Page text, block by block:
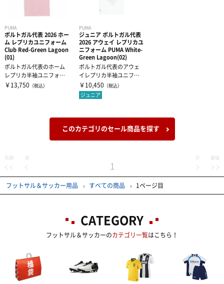
ネックウォーマー
シンガード
コート用品
インナーパンツ・タイツ
レディスインナー
アミノ酸
ビタミン・ミネラル
サポーター
ひじ・手首・指用サポーター
大腿・ふくらはぎ用サポーター
テーピング
トレーニング用品
スポーツアパレル
半袖シャツ
ハーフパンツ
ソックス
その他グッズ
インソール
ウエイトトレーニング
自体重トレーニング
PUMA
ポルトガル代表 2026 ホー
ム レプリカユニフォーム
Club Red-Green Lagoon
(01)
ポルトガル代表のホーム
レプリカ半袖ユニフォー
ムが登場。情熱的な深紅
￥13,750 （税込）
PUMA
ジュニア ポルトガル代表
2026 アウェイ レプリカユ
ニフォーム PUMA White-
Green Lagoon(02)
ポルトガル代表のアウェ
イレプリカ半袖ユニフォ
ームがキッズサイズで登
場。
￥10,450 （税込）
ジュニア
このカテゴリのセール商品を探す
先頭 前
1
次 最後
フットサル＆サッカー用品 すべての商品 1ページ目
CATEGORY
フットサル＆サッカーのカテゴリ一覧はこちら！